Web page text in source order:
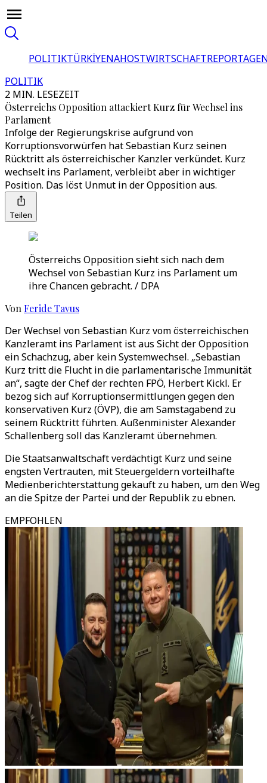
POLITIKTÜRKİYENAHOSTWIRTSCHAFT
POLITIK
2 MIN. LESEZEIT
Österreichs Opposition attackiert Kurz für Wechsel ins
Parlament
Infolge der Regierungskrise aufgrund von
Korruptionsvorwürfen hat Sebastian Kurz seinen
Rücktritt als österreichischer Kanzler verkündet. Kurz
wechselt ins Parlament, verbleibt aber in wichtiger
Position. Das löst Unmut in der Opposition aus.
Teilen
Österreichs Opposition sieht sich nach dem
Wechsel von Sebastian Kurz ins Parlament um
ihre Chancen gebracht. / DPA
Von Feride Tavus
Der Wechsel von Sebastian Kurz vom österreichischen
Kanzleramt ins Parlament ist aus Sicht der Opposition
ein Schachzug, aber kein Systemwechsel. „Sebastian
Kurz tritt die Flucht in die parlamentarische Immunität
an“, sagte der Chef der rechten FPÖ, Herbert Kickl. Er
bezog sich auf Korruptionsermittlungen gegen den
konservativen Kurz (ÖVP), die am Samstagabend zu
seinem Rücktritt führten. Außenminister Alexander
Schallenberg soll das Kanzleramt übernehmen.
Die Staatsanwaltschaft verdächtigt Kurz und seine
engsten Vertrauten, mit Steuergeldern vorteilhafte
Medienberichterstattung gekauft zu haben, um den Weg
an die Spitze der Partei und der Republik zu ebnen.
EMPFOHLEN